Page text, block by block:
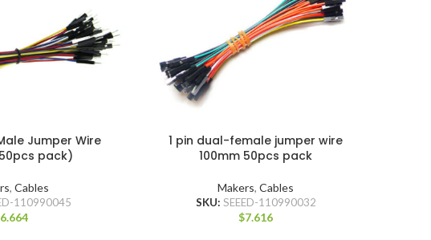
Jumper Wire
pack)
,Cables
110990045
6.664
1 pin dual-female jumper wire
100mm 50pcs pack
Makers,Cables
SKU: SEEED-110990032
$7.616